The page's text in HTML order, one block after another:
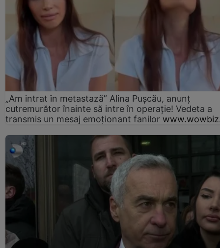
„Am intrat în metastază” Alina Pușcău, anunț
cutremurător înainte să intre în operație! Vedeta a
transmis un mesaj emoționant fanilor